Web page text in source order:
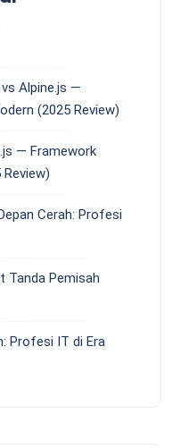
Alpine.js —
(2025 Review)
— Framework
Cerah: Profesi
Tanda Pemisah
Profesi IT di Era